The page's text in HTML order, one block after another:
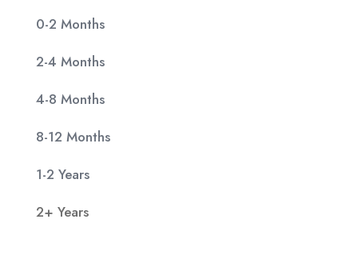
0-2 Months
2-4 Months
4-8 Months
8-12 Months
1-2 Years
2+ Years